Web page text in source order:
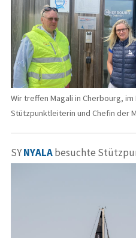
Wir treffen Magali in Cherbourg,
Stützpunktleiterin und Chefin der
SYNYALAbesuchte